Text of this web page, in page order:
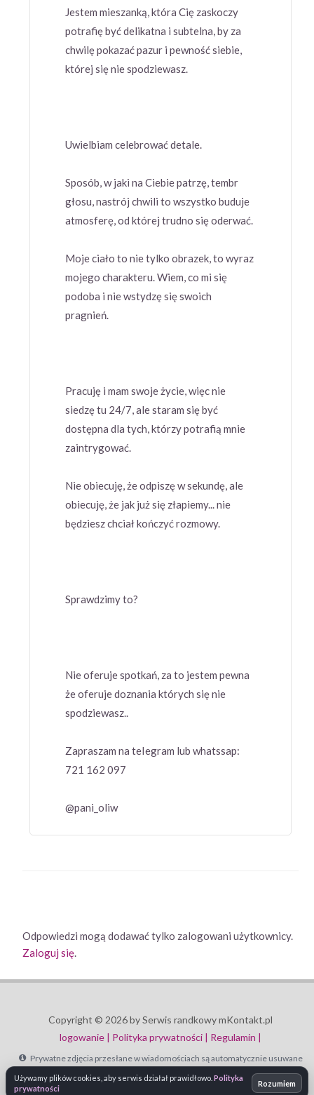
Jestem mieszanką, która Cię zaskoczy
potrafię być delikatna i subtelna, by za
chwilę pokazać pazur i pewność siebie,
której się nie spodziewasz.
Uwielbiam celebrować detale.
Sposób, w jaki na Ciebie patrzę, tembr
głosu, nastrój chwili to wszystko buduje
atmosferę, od której trudno się oderwać.
Moje ciało to nie tylko obrazek, to wyraz
mojego charakteru. Wiem, co mi się
podoba i nie wstydzę się swoich
pragnień.
Pracuję i mam swoje życie, więc nie
siedzę tu 24/7, ale staram się być
dostępna dla tych, którzy potrafią mnie
zaintrygować.
Nie obiecuję, że odpiszę w sekundę, ale
obiecuję, że jak już się złapiemy... nie
będziesz chciał kończyć rozmowy.
Sprawdzimy to?
Nie oferuje spotkań, za to jestem pewna
że oferuje doznania których się nie
spodziewasz..
Zapraszam na teIegram lub whatssap:
721 162 097
@pani_oliw
Odpowiedzi mogą dodawać tylko zalogowani użytkownicy.
Zaloguj się.
Copyright © 2026 by Serwis randkowy mKontakt.pl
logowanie | Polityka prywatności | Regulamin |
Prywatne zdjęcia przesłane w wiadomościach są automatycznie usuwane
Używamy plików cookies, aby serwis działał prawidłowo. Polityka
prywatności
Rozumiem